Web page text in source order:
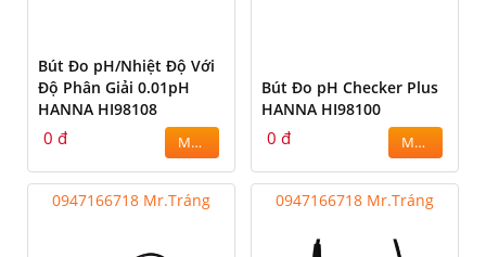
Bút Đo pH/Nhiệt Độ Với
Độ Phân Giải 0.01pH
HANNA HI98108
0 đ MUA
Bút Đo pH Checker Plus
HANNA HI98100
0 đ MUA
0947166718 Mr.Tráng 0947166718 Mr.Tráng